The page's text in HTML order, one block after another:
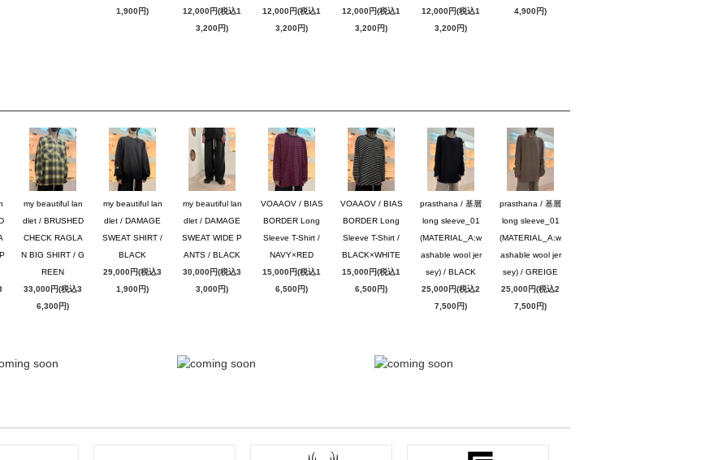
1,900円)
12,000円(税込1
3,200円)
12,000円(税込1
3,200円)
12,000円(税込1
3,200円)
12,000円(税込1
3,200円)
4,900円)
my beautiful lan
dlet / BRUSHED
CHECK RAGLA
N BIG SHIRT / G
REEN
33,000円(税込3
6,300円)
my beautiful lan
dlet / DAMAGE
SWEAT SHIRT /
BLACK
29,000円(税込3
1,900円)
my beautiful lan
dlet / DAMAGE
SWEAT WIDE P
ANTS / BLACK
30,000円(税込3
3,000円)
VOAAOV / BIAS
BORDER Long
Sleeve T-Shirt /
NAVY×RED
15,000円(税込1
6,500円)
VOAAOV / BIAS
BORDER Long
Sleeve T-Shirt /
BLACK×WHITE
15,000円(税込1
6,500円)
prasthana / 基層
long sleeve_01
(MATERIAL_A:w
ashable wool jer
sey) / BLACK
25,000円(税込2
7,500円)
prasthana / 基層
long sleeve_01
(MATERIAL_A:w
ashable wool jer
sey) / GREIGE
25,000円(税込2
7,500円)